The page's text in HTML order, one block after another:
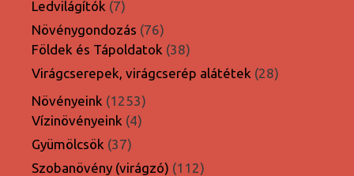
Ledvilágítók 77
termék
Növénygondozás 7676
termék
Földek és Tápoldatok 3838
termék
Virágcserepek, virágcserép alátétek 2828
Növényeink 12531253
termék
Vízinövényeink 44
Gyümölcsök 3737
termék
Szobanövény (virágzó) 112112